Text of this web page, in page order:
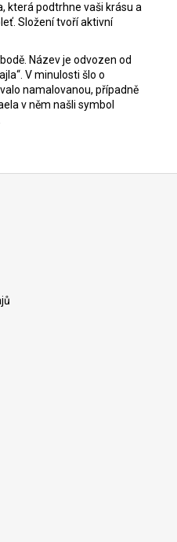
která podtrhne vaši krásu a
Složení tvoří aktivní
Název je odvozen od
V minulosti šlo o
namalovanou, případně
v něm našli symbol